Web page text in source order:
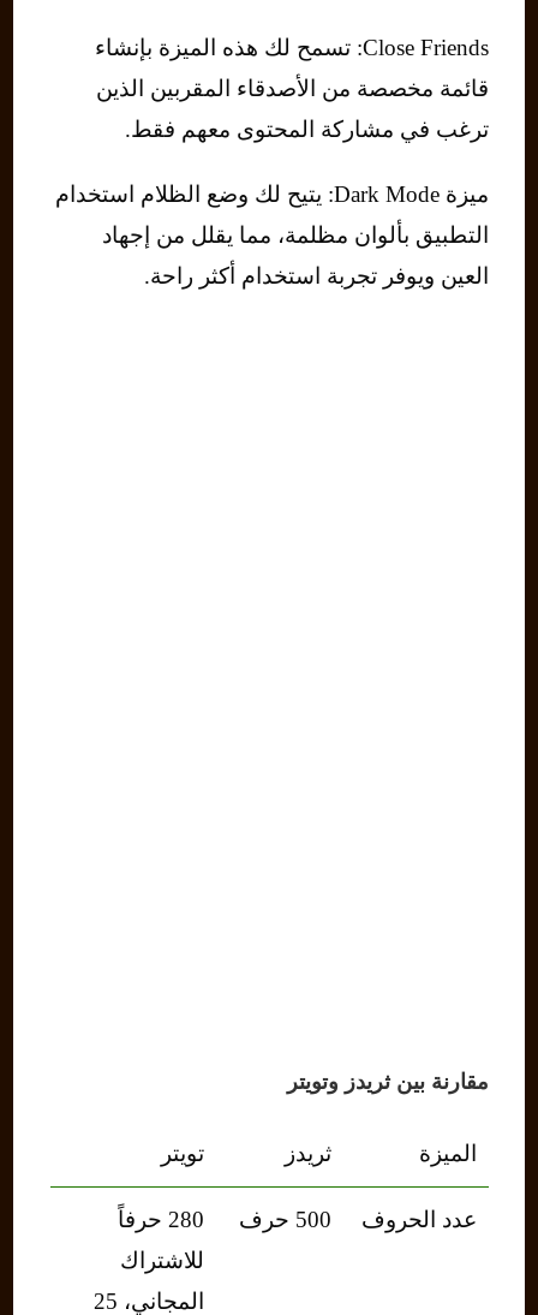
Close Friends: تسمح لك هذه الميزة بإنشاء
قائمة مخصصة من الأصدقاء المقربين الذين
ترغب في مشاركة المحتوى معهم فقط.
ميزة Dark Mode: يتيح لك وضع الظلام استخدام
التطبيق بألوان مظلمة، مما يقلل من إجهاد
العين ويوفر تجربة استخدام أكثر راحة.
مقارنة بين ثريدز وتويتر
الميزة ثريدز تويتر
عدد الحروف 500 حرف
280 حرفاً
للاشتراك
المجاني، 25